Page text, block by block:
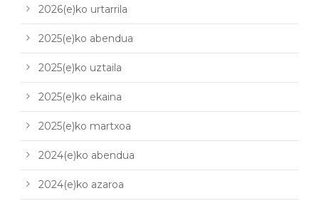
2026(e)ko urtarrila
2025(e)ko abendua
2025(e)ko uztaila
2025(e)ko ekaina
2025(e)ko martxoa
2024(e)ko abendua
2024(e)ko azaroa